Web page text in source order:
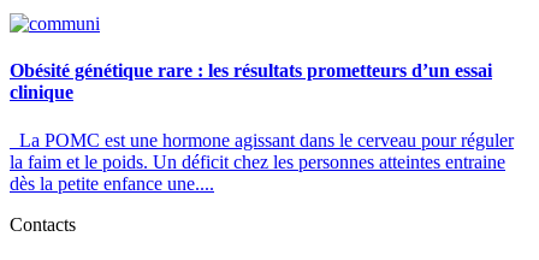
Obésité génétique rare : les résultats prometteurs d’un essai
clinique
La POMC est une hormone agissant dans le cerveau pour réguler
la faim et le poids. Un déficit chez les personnes atteintes entraine
dès la petite enfance une....
Contacts